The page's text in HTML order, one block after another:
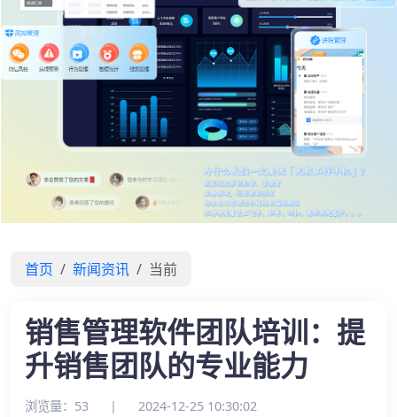
首页 新闻资讯 当前
销售管理软件团队培训：提
升销售团队的专业能力
浏览量：53 | 2024-12-25 10:30:02